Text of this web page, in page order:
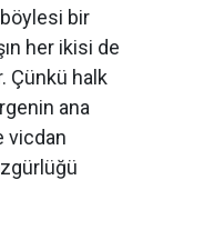
bir
her ikisi de
Çünkü halk
ana
vicdan